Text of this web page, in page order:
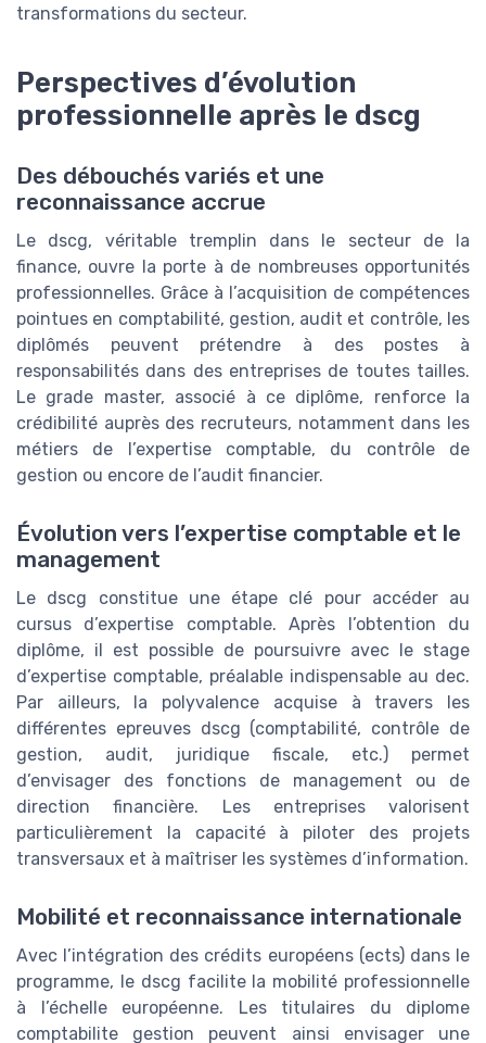
transformations du secteur.
Perspectives d’évolution
professionnelle après le dscg
Des débouchés variés et une
reconnaissance accrue
Le dscg, véritable tremplin dans le secteur de la
finance, ouvre la porte à de nombreuses opportunités
professionnelles. Grâce à l’acquisition de compétences
pointues en comptabilité, gestion, audit et contrôle, les
diplômés peuvent prétendre à des postes à
responsabilités dans des entreprises de toutes tailles.
Le grade master, associé à ce diplôme, renforce la
crédibilité auprès des recruteurs, notamment dans les
métiers de l’expertise comptable, du contrôle de
gestion ou encore de l’audit financier.
Évolution vers l’expertise comptable et le
management
Le dscg constitue une étape clé pour accéder au
cursus d’expertise comptable. Après l’obtention du
diplôme, il est possible de poursuivre avec le stage
d’expertise comptable, préalable indispensable au dec.
Par ailleurs, la polyvalence acquise à travers les
différentes epreuves dscg (comptabilité, contrôle de
gestion, audit, juridique fiscale, etc.) permet
d’envisager des fonctions de management ou de
direction financière. Les entreprises valorisent
particulièrement la capacité à piloter des projets
transversaux et à maîtriser les systèmes d’information.
Mobilité et reconnaissance internationale
Avec l’intégration des crédits européens (ects) dans le
programme, le dscg facilite la mobilité professionnelle
à l’échelle européenne. Les titulaires du diplome
comptabilite gestion peuvent ainsi envisager une